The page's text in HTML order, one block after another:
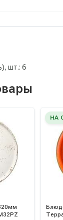
шт.: 6
НА